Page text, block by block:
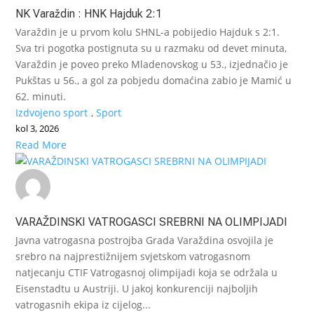
NK Varaždin : HNK Hajduk 2:1
Varaždin je u prvom kolu SHNL-a pobijedio Hajduk s 2:1.
Sva tri pogotka postignuta su u razmaku od devet minuta,
Varaždin je poveo preko Mladenovskog u 53., izjednačio je
Pukštas u 56., a gol za pobjedu domaćina zabio je Mamić u
62. minuti.
Izdvojeno sport ,Sport
kol 3, 2026
Read More
VARAŽDINSKI VATROGASCI SREBRNI NA OLIMPIJADI
Javna vatrogasna postrojba Grada Varaždina osvojila je
srebro na najprestižnijem svjetskom vatrogasnom
natjecanju CTIF Vatrogasnoj olimpijadi koja se održala u
Eisenstadtu u Austriji. U jakoj konkurenciji najboljih
vatrogasnih ekipa iz cijelog...